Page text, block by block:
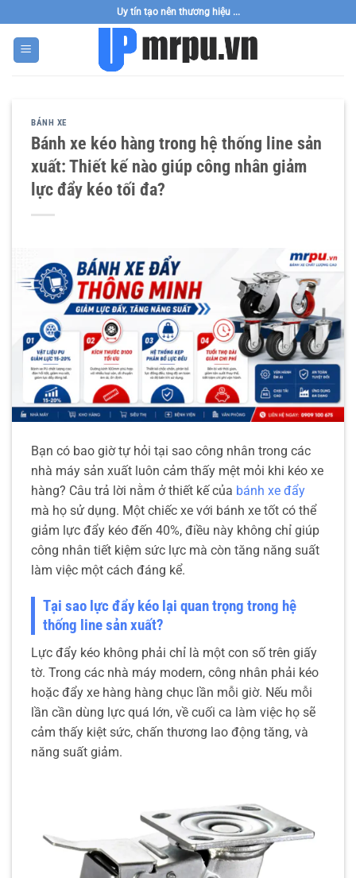
Uy tín tạo nên thương hiệu ...
BÁNH XE
Bánh xe kéo hàng trong hệ thống line sản
xuất: Thiết kế nào giúp công nhân giảm
lực đẩy kéo tối đa?
Bạn có bao giờ tự hỏi tại sao công nhân trong các
nhà máy sản xuất luôn cảm thấy mệt mỏi khi kéo xe
hàng? Câu trả lời nằm ở thiết kế của bánh xe đẩy
mà họ sử dụng. Một chiếc xe với bánh xe tốt có thể
giảm lực đẩy kéo đến 40%, điều này không chỉ giúp
công nhân tiết kiệm sức lực mà còn tăng năng suất
làm việc một cách đáng kể.
Tại sao lực đẩy kéo lại quan trọng trong hệ
thống line sản xuất?
Lực đẩy kéo không phải chỉ là một con số trên giấy
tờ. Trong các nhà máy modern, công nhân phải kéo
hoặc đẩy xe hàng hàng chục lần mỗi giờ. Nếu mỗi
lần cần dùng lực quá lớn, về cuối ca làm việc họ sẽ
cảm thấy kiệt sức, chấn thương lao động tăng, và
năng suất giảm.